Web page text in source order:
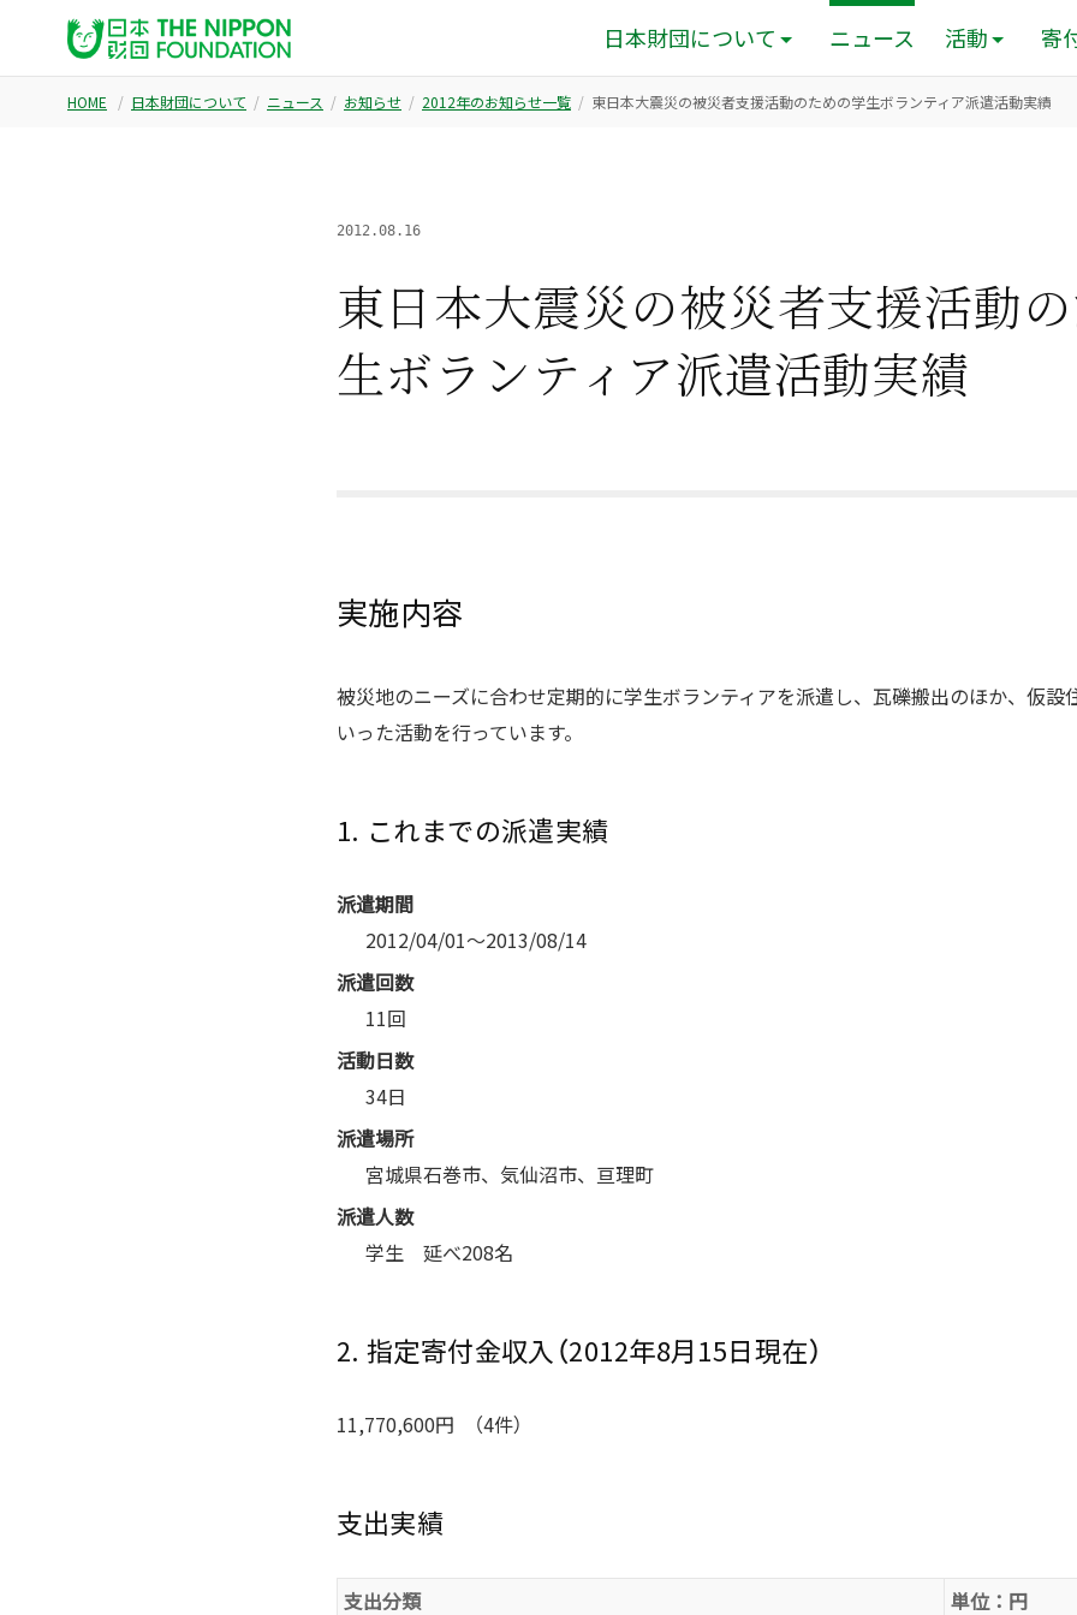
日本財団について ニュース 活動 寄
HOME 日本財団について ニュース お知らせ 2012年のお知らせ一覧 東日本大震災の被災者支援活動のための学生ボランティア派遣活動実績
2012.08.16
東日本大震災の被災者支援活動
生ボランティア派遣活動実績
実施内容
被災地のニーズに合わせ定期的に学生ボランティアを派遣し、瓦礫搬出のほか、仮設
いった活動を行っています。
1. これまでの派遣実績
派遣期間
2012/04/01～2013/08/14
派遣回数
11回
活動日数
34日
派遣場所
宮城県石巻市、気仙沼市、亘理町
派遣人数
学生 延べ208名
2. 指定寄付金収入（2012年8月15日現在）
11,770,600円 （4件）
支出実績
支出分類 単位：円